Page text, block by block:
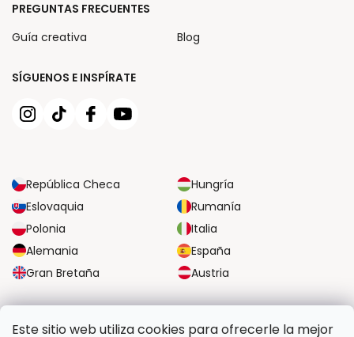
Este sitio web utiliza cookies para ofrecerle la mejor
SÍGUENOS E INSPÍRATE
República Checa
Hungría
Eslovaquia
Rumanía
Polonia
Italia
Alemania
España
Gran Bretaña
Austria
PREGUNTAS FRECUENTES
Guía creativa
Blog